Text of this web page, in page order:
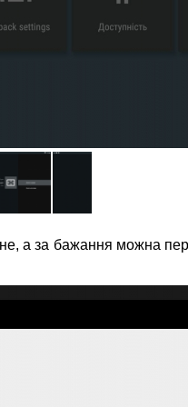
а за бажання можна